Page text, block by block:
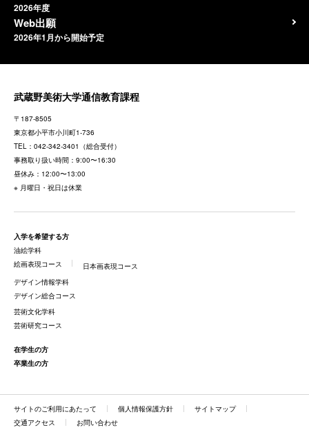
2026年度
Web出願
2026年1月から開始予定
武蔵野美術大学通信教育課程
〒187-8505
東京都小平市小川町1-736
TEL： 042-342-3401 （総合受付）
事務取り扱い時間：9:00〜16:30
昼休み：12:00〜13:00
※ 月曜日・祝日は休業
入学を希望する方
油絵学科
絵画表現コース
日本画表現コース
デザイン情報学科
デザイン総合コース
芸術文化学科
芸術研究コース
在学生の方
卒業生の方
サイトのご利用にあたって 個人情報保護方針
サイトマップ
交通アクセス
お問い合わせ